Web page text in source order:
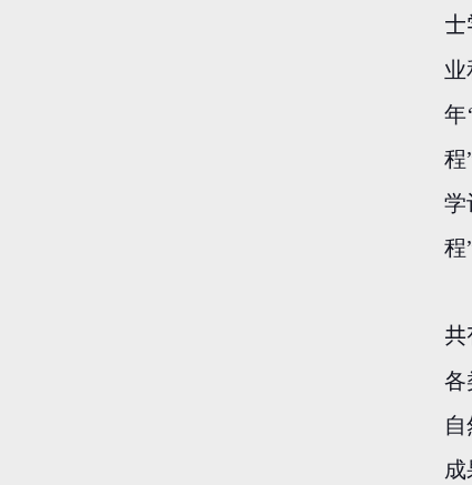
士
业
年
程
学
程
共
各